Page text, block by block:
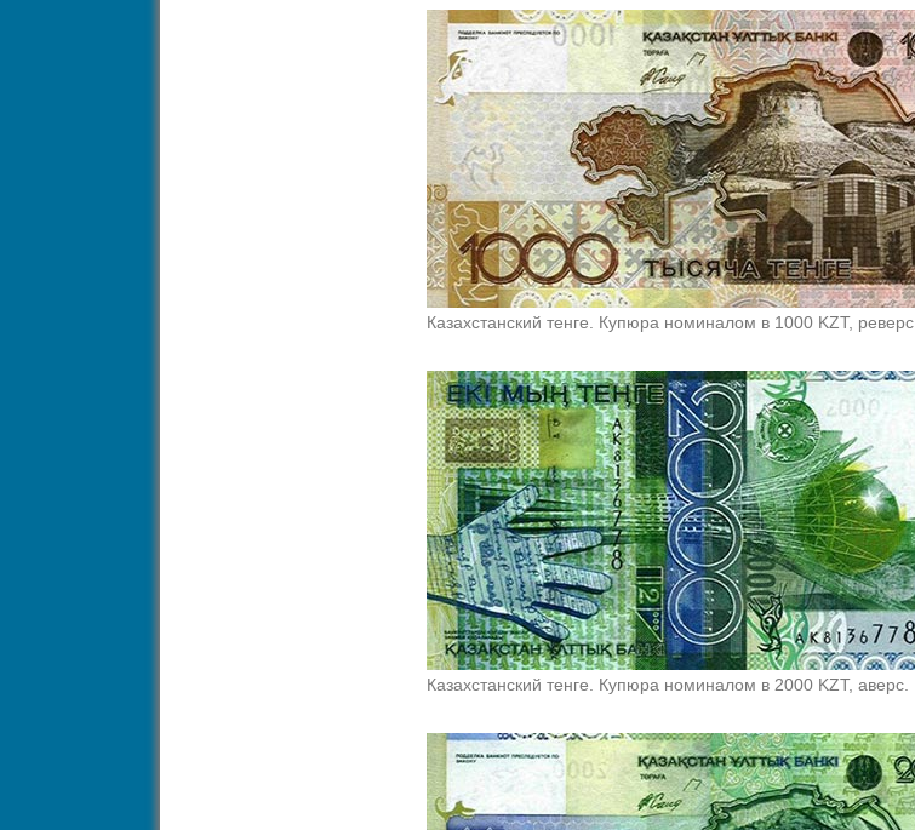
Казахстанский тенге. Купюра номиналом в 1000 KZT, реверс.
Казахстанский тенге. Купюра номиналом в 2000 KZT, аверс.